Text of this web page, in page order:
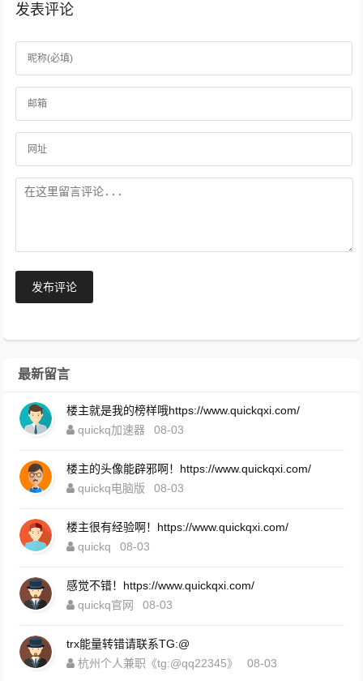
发表评论
发布评论
最新留言
楼主就是我的榜样哦https://www.quickqxi.com/
quickq加速器
08-03
楼主的头像能辟邪啊！https://www.quickqxi.com/
quickq电脑版
08-03
楼主很有经验啊！https://www.quickqxi.com/
quickq
08-03
感觉不错！https://www.quickqxi.com/
quickq官网
08-03
trx能量转错请联系TG:@
杭州个人兼职《tg:@qq22345》
08-03